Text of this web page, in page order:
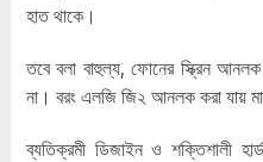
হাত থাকে।
তবে বলা বাহুল্য, ফোনের স্ক্রিন
না। বরং এলজি জি২ আনলক করা যায়
ব্যতিক্রমী ডিজাইন ও শক্তিশালী